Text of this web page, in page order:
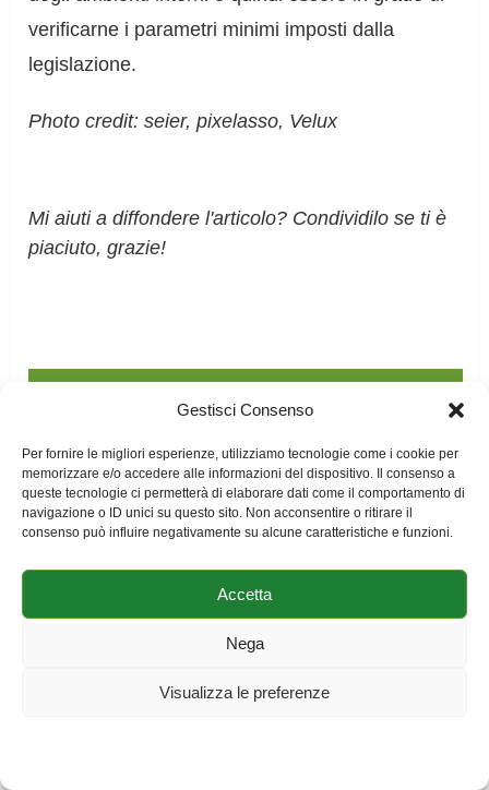
Gestisci Consenso
Per fornire le migliori esperienze, utilizziamo tecnologie come i cookie per
memorizzare e/o accedere alle informazioni del dispositivo. Il consenso a
queste tecnologie ci permetterà di elaborare dati come il comportamento di
navigazione o ID unici su questo sito. Non acconsentire o ritirare il
consenso può influire negativamente su alcune caratteristiche e funzioni.
Accetta
Nega
Visualizza le preferenze
verificarne i parametri minimi imposti dalla
legislazione.
Photo credit: seier, pixelasso, Velux
Mi aiuti a diffondere l'articolo? Condividilo se ti è
piaciuto, grazie!
Hai già scaricato questi fogli di
calcolo gratuiti?